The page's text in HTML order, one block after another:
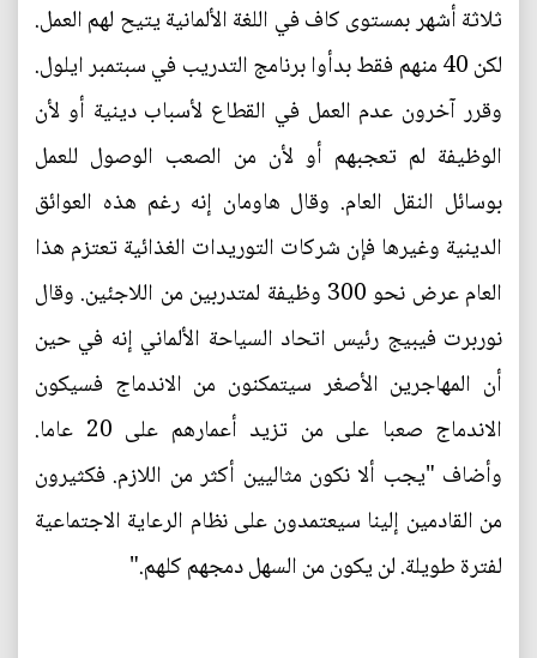
ثلاثة أشهر بمستوى كاف في اللغة الألمانية يتيح لهم العمل.
لكن 40 منهم فقط بدأوا برنامج التدريب في سبتمبر ايلول.
وقرر آخرون عدم العمل في القطاع لأسباب دينية أو لأن
الوظيفة لم تعجبهم أو لأن من الصعب الوصول للعمل
بوسائل النقل العام. وقال هاومان إنه رغم هذه العوائق
الدينية وغيرها فإن شركات التوريدات الغذائية تعتزم هذا
العام عرض نحو 300 وظيفة لمتدربين من اللاجئين. وقال
نوربرت فيبيج رئيس اتحاد السياحة الألماني إنه في حين
أن المهاجرين الأصغر سيتمكنون من الاندماج فسيكون
الاندماج صعبا على من تزيد أعمارهم على 20 عاما.
وأضاف "يجب ألا نكون مثاليين أكثر من اللازم. فكثيرون
من القادمين إلينا سيعتمدون على نظام الرعاية الاجتماعية
لفترة طويلة. لن يكون من السهل دمجهم كلهم."